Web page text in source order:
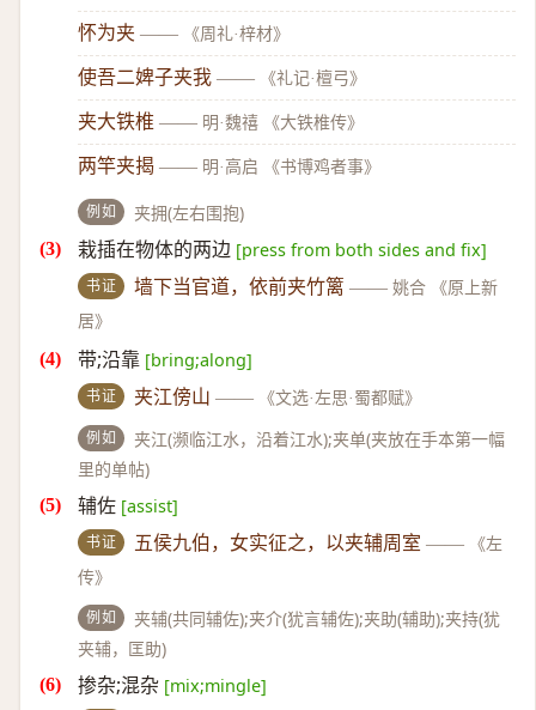
怀为夹 —— 《周礼·梓材》
使吾二婢子夹我 —— 《礼记·檀弓》
夹大铁椎 —— 明·魏禧 《大铁椎传》
两竿夹揭 —— 明·高启 《书博鸡者事》
例如 夹拥(左右围抱)
栽插在物体的两边 [press from both sides and fix]
书证 墙下当官道，依前夹竹篱 —— 姚合 《原上新
居》
带;沿靠 [bring;along]
书证 夹江傍山 —— 《文选·左思·蜀都赋》
例如
夹江(濒临江水，沿着江水);夹单(夹放在手本第一幅
里的单帖)
辅佐 [assist]
书证 五侯九伯，女实征之，以夹辅周室 ——
《左
传》
例如
夹辅(共同辅佐);夹介(犹言辅佐);夹助(辅助);夹持(犹
夹辅，匡助)
掺杂;混杂 [mix;mingle]